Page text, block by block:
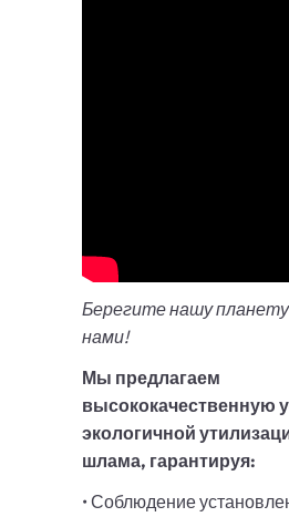
Берегите нашу
нами!
Мы предлагаем
высококачественную
экологичной
шлама, гарантируя:
• Соблюдение